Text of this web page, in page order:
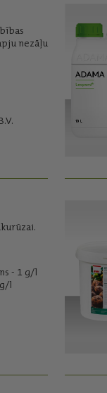
nezāļu
- 1 g/l
l